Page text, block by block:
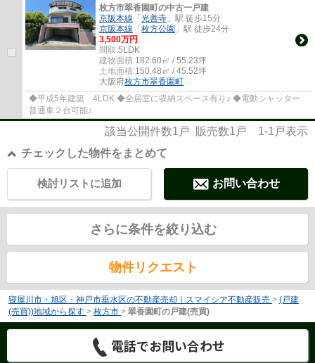
枚方市翠香園町の中古一戸建
京阪本線 「光善寺 」駅 徒歩15分
京阪本線 「枚方公園 」駅 徒歩24分
3,500万円
間取:5LDK
建物面積:182.60㎡ / 55.23坪
土地面積:150.48㎡ / 45.52坪
大阪府枚方市翠香園町
◆平成5年建築 4LDK ◆全居室に収納スペース有り♪ ◆電動シャッター
普通車２台可能♪
該当公開件数1 戸 販売数1 戸 1-1 戸表示
チェックした物件をまとめて
お問い合わせ
検討リストに追加
さらに条件を絞り込む
物件リクエスト
寝屋川市・旭区・神戸市垂水区の不動産売却｜スマイシア不動産販売 > (戸建
(売買))地域から探す > 枚方市 > 翠香園町の戸建(売買)
電話でお問い合わせ